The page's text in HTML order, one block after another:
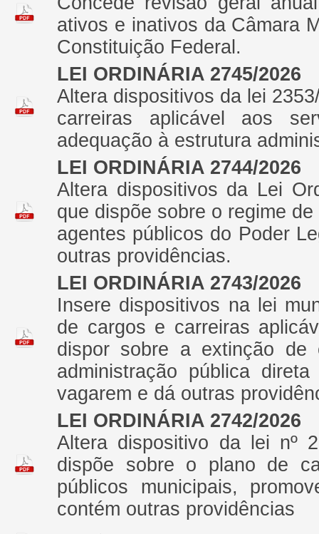
ativos e inativos da Câmara
Constituição Federal.
LEI ORDINÁRIA 2745/2026
Altera dispositivos da lei
carreiras aplicável aos
adequação à estrutura
LEI ORDINÁRIA 2744/2026
Altera dispositivos da Lei
que dispõe sobre o regime
agentes públicos do Poder
outras providências.
LEI ORDINÁRIA 2743/2026
Insere dispositivos na lei
de cargos e carreiras
dispor sobre a extinção de
administração pública
vagarem e dá outras
LEI ORDINÁRIA 2742/2026
Altera dispositivo da lei nº
dispõe sobre o plano de
públicos municipais,
contém outras providências